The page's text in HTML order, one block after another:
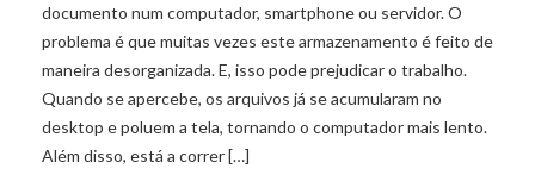
documento num computador, smartphone ou servidor. O
problema é que muitas vezes este armazenamento é feito de
maneira desorganizada. E, isso pode prejudicar o trabalho.
Quando se apercebe, os arquivos já se acumularam no
desktop e poluem a tela, tornando o computador mais lento.
Além disso, está a correr […]